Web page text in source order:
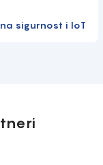
sigurnost i IoT